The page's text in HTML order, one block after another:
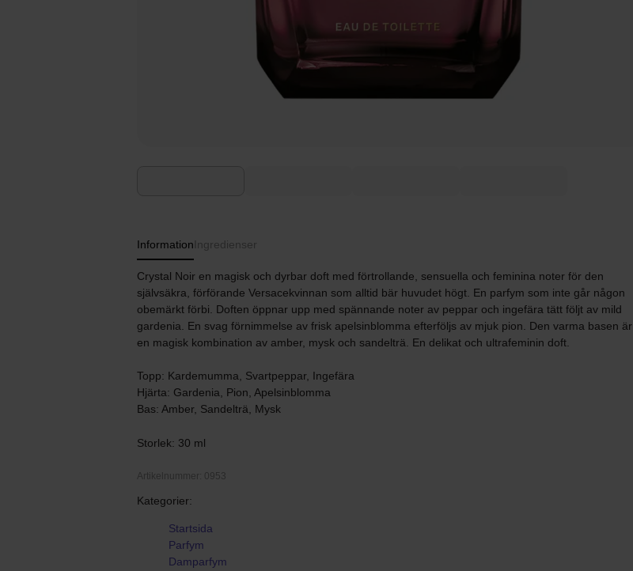
Information Ingredienser
Crystal Noir en magisk och dyrbar doft med förtrollande, sensuella och feminina noter för den
självsäkra, förförande Versacekvinnan som alltid bär huvudet högt. En parfym som inte går någon
obemärkt förbi. Doften öppnar upp med spännande noter av peppar och ingefära tätt följt av mild
gardenia. En svag förnimmelse av frisk apelsinblomma efterföljs av mjuk pion. Den varma basen är
en magisk kombination av amber, mysk och sandelträ. En delikat och ultrafeminin doft.
Topp: Kardemumma, Svartpeppar, Ingefära
Hjärta: Gardenia, Pion, Apelsinblomma
Bas: Amber, Sandelträ, Mysk
Storlek: 30 ml
Artikelnummer: 0953
Kategorier:
Startsida
Parfym
Damparfym